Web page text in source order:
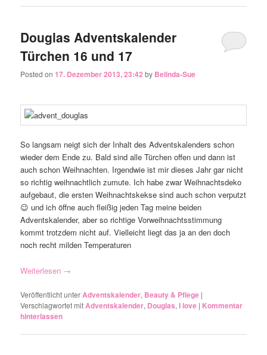
Douglas Adventskalender
Türchen 16 und 17
Posted on17. Dezember 2013, 23:42 by Belinda-Sue
So langsam neigt sich der Inhalt des Adventskalenders schon
wieder dem Ende zu. Bald sind alle Türchen offen und dann ist
auch schon Weihnachten. Irgendwie ist mir dieses Jahr gar nicht
so richtig weihnachtlich zumute. Ich habe zwar Weihnachtsdeko
aufgebaut, die ersten Weihnachtskekse sind auch schon verputzt
😉 und ich öffne auch fleißig jeden Tag meine beiden
Adventskalender, aber so richtige Vorweihnachtsstimmung
kommt trotzdem nicht auf. Vielleicht liegt das ja an den doch
noch recht milden Temperaturen
Weiterlesen →
Veröffentlicht unterAdventskalender, Beauty & Pflege |
Verschlagwortet mitAdventskalender, Douglas,I love | Kommentar
hinterlassen